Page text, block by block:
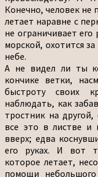
Конечно, человек не
летает наравне с
не ограничивает его
морской, охотится
небе.
А не видел ли ты
кончике ветки,
быстроту своих
наблюдать, как
тростник на
все это в листве и
вверх; едва
его руках. И вот
которое летает,
помощи